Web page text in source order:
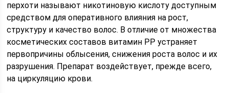
перхоти называют никотиновую кислоту доступным
средством для оперативного влияния на рост,
структуру и качество волос. В отличие от множества
косметических составов витамин РР устраняет
первопричины облысения, снижения роста волос и их
разрушения. Препарат воздействует, прежде всего,
на циркуляцию крови.